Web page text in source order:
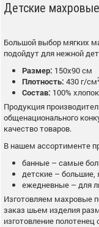
Детские
Большой выбор мягких
подойдут для нежной
Размер: 150х90 см
Плотность: 430 г/см
Состав: 100% хлопок
Продукция
общенационального
качество товаров.
В нашем ассортименте
банные – самые
детские – большие,
ежедневные – для
Изготовляем махровые
заказ шьем изделия
изготовление